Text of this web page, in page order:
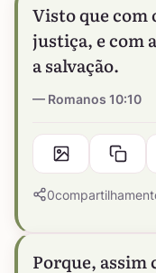
Visto que com
justiça, e com
a salvação.
Romanos 10:10
0
Porque, assim